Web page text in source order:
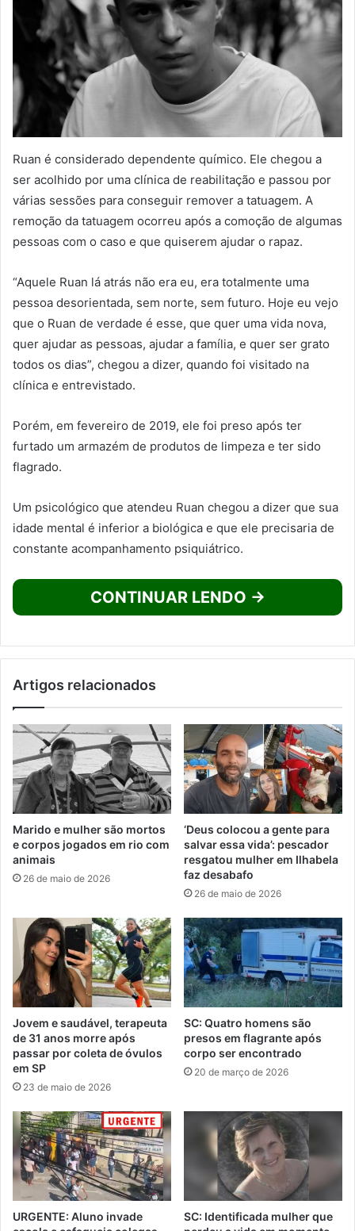
Ruan é considerado dependente químico. Ele chegou a
ser acolhido por uma clínica de reabilitação e passou por
várias sessões para conseguir remover a tatuagem. A
remoção da tatuagem ocorreu após a comoção de algumas
pessoas com o caso e que quiserem ajudar o rapaz.
“Aquele Ruan lá atrás não era eu, era totalmente uma
pessoa desorientada, sem norte, sem futuro. Hoje eu vejo
que o Ruan de verdade é esse, que quer uma vida nova,
quer ajudar as pessoas, ajudar a família, e quer ser grato
todos os dias”, chegou a dizer, quando foi visitado na
clínica e entrevistado.
Porém, em fevereiro de 2019, ele foi preso após ter
furtado um armazém de produtos de limpeza e ter sido
flagrado.
Um psicológico que atendeu Ruan chegou a dizer que sua
idade mental é inferior a biológica e que ele precisaria de
constante acompanhamento psiquiátrico.
CONTINUAR LENDO →
Artigos relacionados
Marido e mulher são mortos
e corpos jogados em rio com
animais
26 de maio de 2026
‘Deus colocou a gente para
salvar essa vida’: pescador
resgatou mulher em Ilhabela
faz desabafo
26 de maio de 2026
Jovem e saudável, terapeuta
de 31 anos morre após
passar por coleta de óvulos
em SP
23 de maio de 2026
SC: Quatro homens são
presos em flagrante após
corpo ser encontrado
20 de março de 2026
URGENTE: Aluno invade
SC: Identificada mulher que